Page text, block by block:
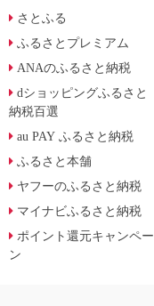
さとふる
ふるさとプレミアム
ANAのふるさと納税
dショッピングふるさと
納税百選
au PAY ふるさと納税
ふるさと本舗
ヤフーのふるさと納税
マイナビふるさと納税
ポイント還元キャンペー
ン